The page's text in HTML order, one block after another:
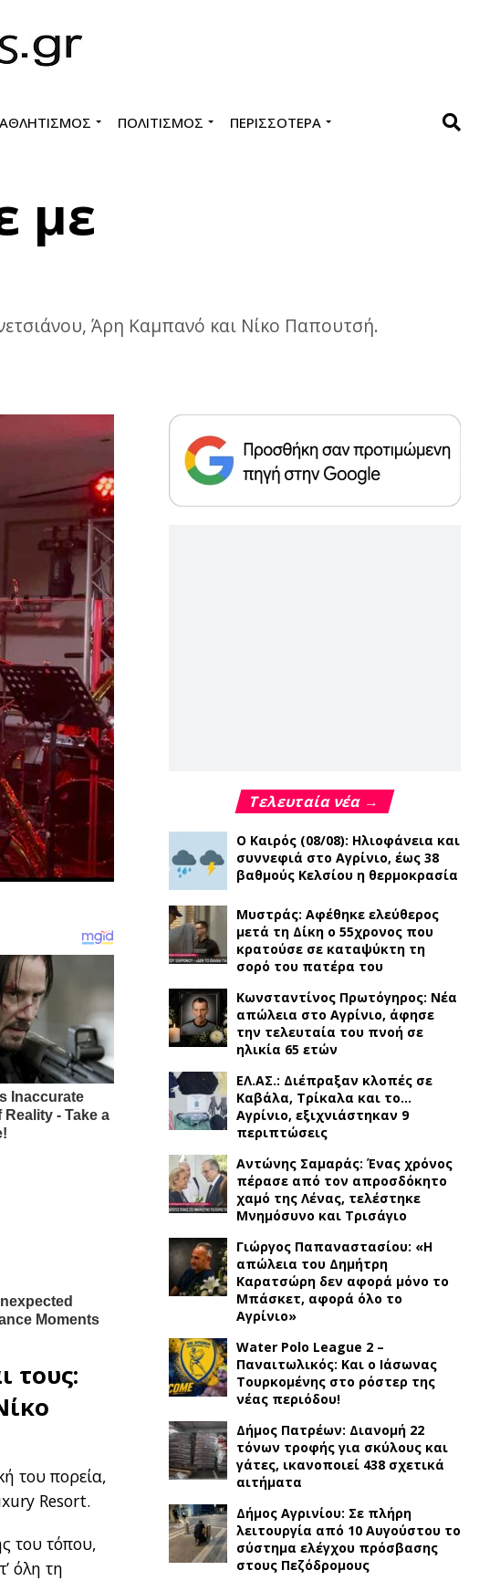
ΑΘΛΗΤΙΣΜΌΣ ΠΟΛΙΤΙΣΜΌΣ ΠΕΡΙΣΣΌΤΕΡΑ
με
Άρη Καμπανό και Νίκο Παπουτσή.
τους:
του πορεία,
Resort.
του τόπου,
όλη τη
Τελευταία νέα →
Ο Καιρός (08/08): Ηλιοφάνεια και
συννεφιά στο Αγρίνιο, έως 38
βαθμούς Κελσίου η θερμοκρασία
Μυστράς: Αφέθηκε ελεύθερος
μετά τη Δίκη ο 55χρονος που
κρατούσε σε καταψύκτη τη
σορό του πατέρα του
Κωνσταντίνος Πρωτόγηρος: Νέα
απώλεια στο Αγρίνιο, άφησε
την τελευταία του πνοή σε
ηλικία 65 ετών
ΕΛ.ΑΣ.: Διέπραξαν κλοπές σε
Καβάλα, Τρίκαλα και το…
Αγρίνιο, εξιχνιάστηκαν 9
περιπτώσεις
Αντώνης Σαμαράς: Ένας χρόνος
πέρασε από τον απροσδόκητο
χαμό της Λένας, τελέστηκε
Μνημόσυνο και Τρισάγιο
Γιώργος Παπαναστασίου: «Η
απώλεια του Δημήτρη
Καρατσώρη δεν αφορά μόνο το
Μπάσκετ, αφορά όλο το
Αγρίνιο»
Water Polo League 2 –
Παναιτωλικός: Και ο Ιάσωνας
Τουρκομένης στο ρόστερ της
νέας περιόδου!
Δήμος Πατρέων: Διανομή 22
τόνων τροφής για σκύλους και
γάτες, ικανοποιεί 438 σχετικά
αιτήματα
Δήμος Αγρινίου: Σε πλήρη
λειτουργία από 10 Αυγούστου το
σύστημα ελέγχου πρόσβασης
στους Πεζόδρομους